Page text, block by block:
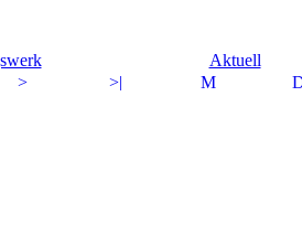
Aktuell